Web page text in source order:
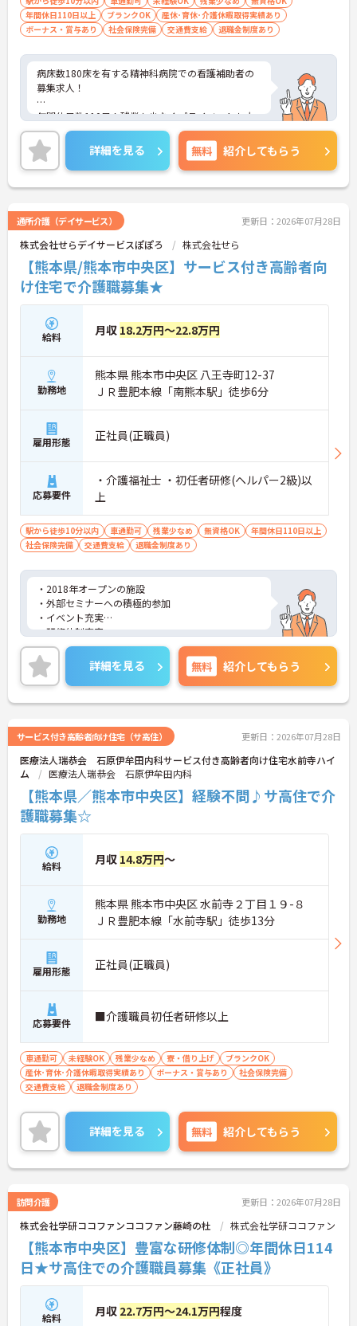
年間休日110日以上
ブランクOK
産休･育休･介護休暇取得実績あり
ボーナス・賞与あり
社会保険完備 交通費支給 退職金制度あり
病床数180床を有する精神科病院での看護補助者の
募集求人！
年間休日数110日！残業も少なくプライベートも大
切にできます！
ご興味ある方には、面接のポイントなど、さらに詳
細をお話致しますのでお気軽にご相談ください。
詳細を見る 無料 紹介してもらう
通所介護（デイサービス） 更新日：2026年07月28日
株式会社せらデイサービスぽぽろ 株式会社せら
【熊本県/熊本市中央区】サービス付き高齢者向
け住宅で介護職募集★
給料 月収 18.2万円～22.8万円
勤務地
熊本県 熊本市中央区 八王寺町12-37
ＪＲ豊肥本線「南熊本駅」徒歩6分
雇用形態 正社員(正職員)
応募要件
・介護福祉士 ・初任者研修(ヘルパー2級)以
上
駅から徒歩10分以内 車通勤可 残業少なめ 無資格OK
年間休日110日以上
社会保険完備
交通費支給 退職金制度あり
・2018年オープンの施設
・外部セミナーへの積極的参加
・イベント充実
・研修体制充実
など働きやすい職場となっております！
詳細を見る 無料 紹介してもらう
サービス付き高齢者向け住宅（サ高住） 更新日：2026年07月28日
医療法人瑞恭会 石原伊牟田内科サービス付き高齢者向け住宅水前寺ハイ
ム
医療法人瑞恭会 石原伊牟田内科
【熊本県／熊本市中央区】経験不問♪サ高住で介
護職募集☆
給料 月収 14.8万円～
勤務地
熊本県 熊本市中央区 水前寺２丁目１９-８
ＪＲ豊肥本線「水前寺駅」徒歩13分
雇用形態 正社員(正職員)
応募要件 ■介護職員初任者研修以上
車通勤可 未経験OK 残業少なめ 寮・借り上げ
ブランクOK
産休･育休･介護休暇取得実績あり
ボーナス・賞与あり
社会保険完備
交通費支給
退職金制度あり
詳細を見る 無料 紹介してもらう
訪問介護 更新日：2026年07月28日
株式会社学研ココファンココファン藤崎の杜 株式会社学研ココファン
【熊本市中央区】豊富な研修体制◎年間休日114
日★サ高住での介護職員募集《正社員》
給料 月収 22.7万円～24.1万円程度